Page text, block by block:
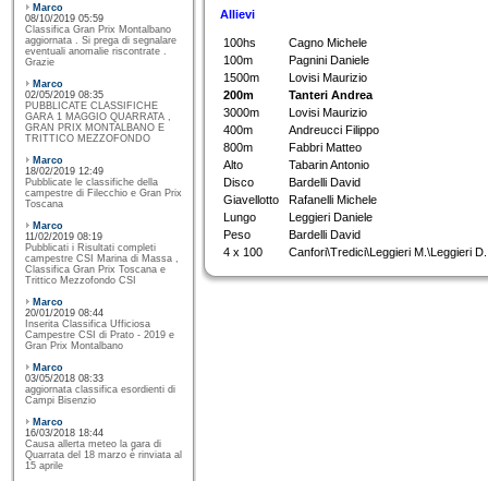
Marco
08/10/2019 05:59
Classifica Gran Prix Montalbano
aggiornata . Si prega di segnalare
eventuali anomalie riscontrate .
Grazie
Marco
02/05/2019 08:35
PUBBLICATE CLASSIFICHE
GARA 1 MAGGIO QUARRATA ,
GRAN PRIX MONTALBANO E
TRITTICO MEZZOFONDO
Marco
18/02/2019 12:49
Pubblicate le classifiche della
campestre di Filecchio e Gran Prix
Toscana
Marco
11/02/2019 08:19
Pubblicati i Risultati completi
campestre CSI Marina di Massa ,
Classifica Gran Prix Toscana e
Trittico Mezzofondo CSI
Marco
20/01/2019 08:44
Inserita Classifica Ufficiosa
Campestre CSI di Prato - 2019 e
Gran Prix Montalbano
Marco
03/05/2018 08:33
aggiornata classifica esordienti di
Campi Bisenzio
Marco
16/03/2018 18:44
Causa allerta meteo la gara di
Quarrata del 18 marzo è rinviata al
15 aprile
Allievi
100hs
Cagno Michele
100m
Pagnini Daniele
1500m
Lovisi Maurizio
200m
Tanteri Andrea
3000m
Lovisi Maurizio
400m
Andreucci Filippo
800m
Fabbri Matteo
Alto
Tabarin Antonio
Disco
Bardelli David
Giavellotto
Rafanelli Michele
Lungo
Leggieri Daniele
Peso
Bardelli David
4 x 100
Canfori\Tredici\Leggieri M.\Leggieri D.